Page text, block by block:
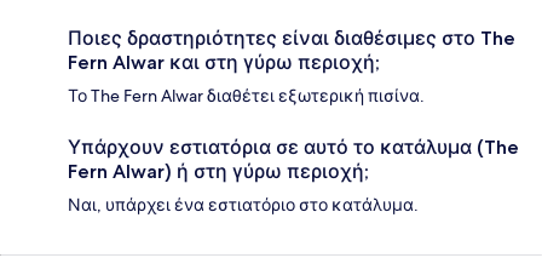
Ποιες δραστηριότητες είναι διαθέσιμες στο The
Fern Alwar και στη γύρω περιοχή;
Το The Fern Alwar διαθέτει εξωτερική πισίνα.
Υπάρχουν εστιατόρια σε αυτό το κατάλυμα (The
Fern Alwar) ή στη γύρω περιοχή;
Ναι, υπάρχει ένα εστιατόριο στο κατάλυμα.